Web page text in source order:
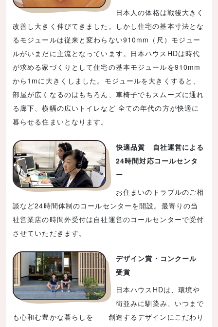
日本人の体格は戦後大きく
改善し大きく伸びてきました。しかし住宅の基本寸法とな
るモジュールは従来と変わらない910mm（尺）モジュー
ルがいまだに主流となっています。日本ハウスHDは時代
が求める家づくりとして住宅の基本モジュールを910mm
から1mに大きくしました。モジュールを大きくすると、
部屋が広くなるのはもちろん、車椅子でもスムーズに通れ
る廊下、横幅の広いトイレなど 全ての年代の方が快適に
暮らせる住まいとなります。
快適品質 自社運営による
24時間対応コールセンタ
ー
お住まいのトラブルのご相
談など24時間体制のコールセンターを開設。最寄りの当
社営業店の時間外受付は自社運営のコールセンターで受付
させていただきます。
デザイン賞・コンクール
受賞
日本ハウスHDは、環境や
街並みに馴染み、いつまで
も心和む豊かな暮らしを 創造するデザインにこだわり